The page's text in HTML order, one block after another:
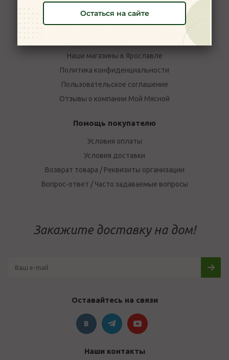
О компании
Новости
Наши магазины в Ярославле
Политика конфиденциальности
Пользовательское соглашение
Отзывы о компании Мой Мясной
Помощь покупателю
Условия оплаты
Условия доставки
Возврат товара / Реквизиты организации
Вопрос-ответ / Часто задаваемые вопросы
Закажите доставку на дом!
Оставайтесь на связи
Наши контакты
Остаться на сайте